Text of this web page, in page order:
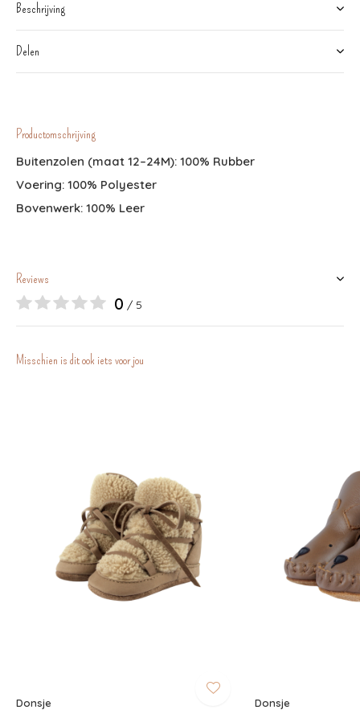
Beschrijving
Delen
Productomschrijving
Buitenzolen (maat 12–24M): 100% Rubber
Voering: 100% Polyester
Bovenwerk: 100% Leer
Reviews
0 / 5
Misschien is dit ook iets voor jou
Donsje Donsje